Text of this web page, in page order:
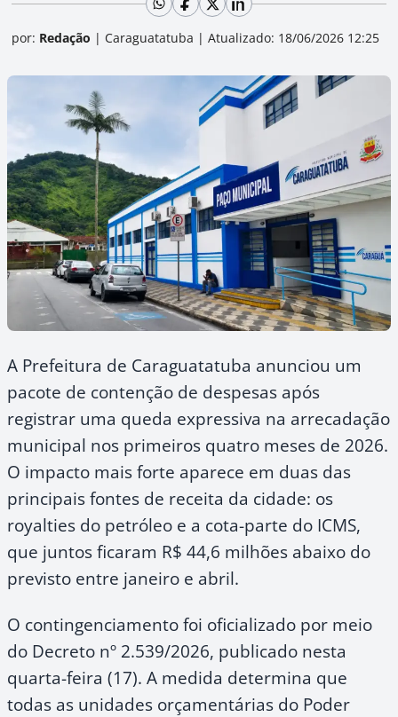
por: Redação | Caraguatatuba | Atualizado: 18/06/2026 12:25
A Prefeitura de Caraguatatuba anunciou um
pacote de contenção de despesas após
registrar uma queda expressiva na arrecadação
municipal nos primeiros quatro meses de 2026.
O impacto mais forte aparece em duas das
principais fontes de receita da cidade: os
royalties do petróleo e a cota-parte do ICMS,
que juntos ficaram R$ 44,6 milhões abaixo do
previsto entre janeiro e abril.
O contingenciamento foi oficializado por meio
do Decreto nº 2.539/2026, publicado nesta
quarta-feira (17). A medida determina que
todas as unidades orçamentárias do Poder